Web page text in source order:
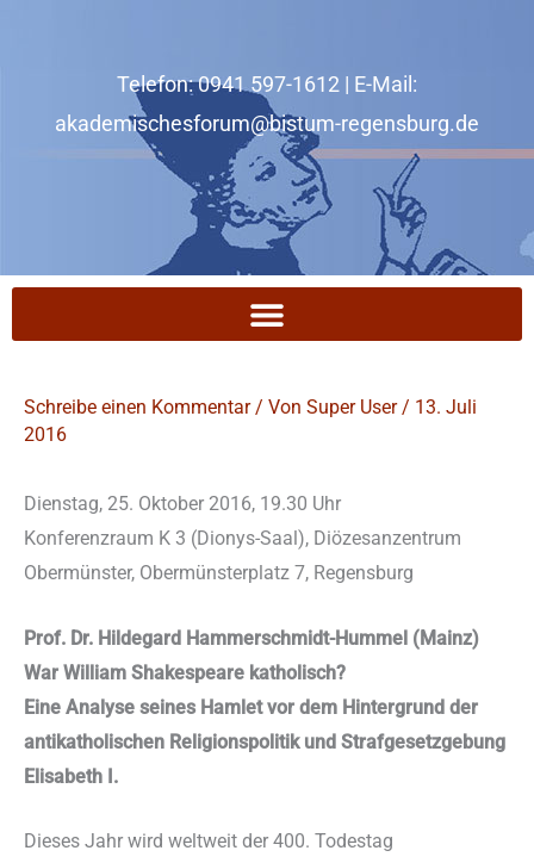
Telefon: 0941 597-1612 | E-Mail:
akademischesforum@bistum-regensburg.de
Schreibe einen Kommentar / Von Super User/ 13. Juli
2016
Dienstag, 25. Oktober 2016, 19.30 Uhr
Konferenzraum K 3 (Dionys-Saal), Diözesanzentrum
Obermünster, Obermünsterplatz 7, Regensburg
Prof. Dr. Hildegard Hammerschmidt-Hummel (Mainz)
War William Shakespeare katholisch?
Eine Analyse seines Hamlet vor dem Hintergrund der
antikatholischen Religionspolitik und Strafgesetzgebung
Elisabeth I.
Dieses Jahr wird weltweit der 400. Todestag